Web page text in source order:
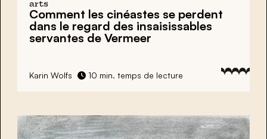
arts
Comment les cinéastes se perdent
dans le regard des insaisissables
servantes de Vermeer
Karin Wolfs 10 min. temps de lecture